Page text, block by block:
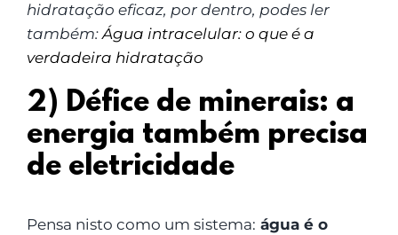
hidratação eficaz, por dentro, podes ler
também: Água intracelular: o que é a
verdadeira hidratação
2) Défice de minerais: a
energia também precisa
de eletricidade
Pensa nisto como um sistema: água é o